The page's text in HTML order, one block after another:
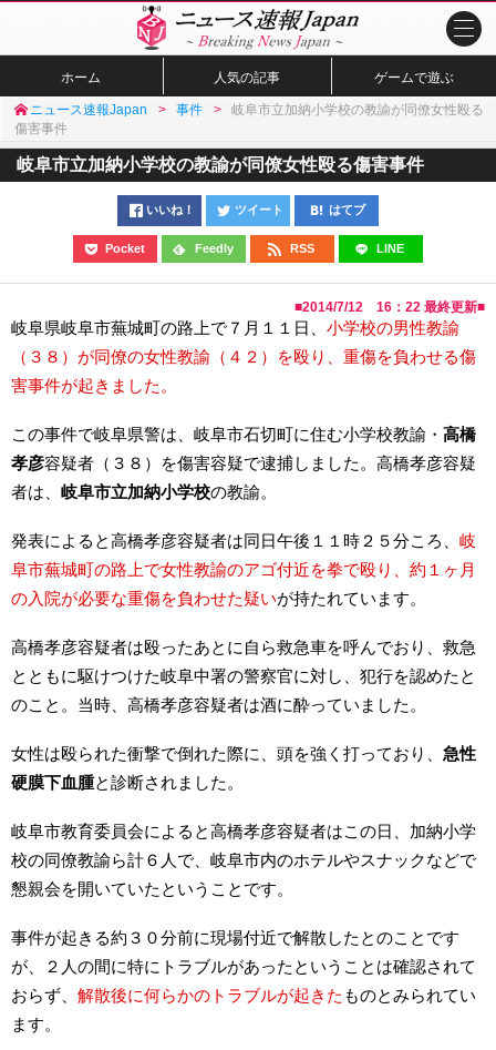
ホーム 人気の記事 ゲームで遊ぶ
ニュース速報Japan 事件
岐阜市立加納小学校の教諭が同僚女性殴る
傷害事件
岐阜市立加納小学校の教諭が同僚女性殴る傷害事件
いいね！ ツイート はてブ
Pocket Feedly RSS LINE
■2014/7/12 16：22 最終更新■
岐阜県岐阜市蕪城町の路上で７月１１日、 小学校の男性教諭
（３８）が同僚の女性教諭（４２）を殴り、重傷を負わせる傷
害事件が起きました。
この事件で岐阜県警は、岐阜市石切町に住む小学校教諭・ 高橋
孝彦容疑者（３８）を傷害容疑で逮捕しました。高橋孝彦容疑
者は、 岐阜市立加納小学校の教諭。
発表によると高橋孝彦容疑者は同日午後１１時２５分ころ、 岐
阜市蕪城町の路上で女性教諭のアゴ付近を拳で殴り、約１ヶ月
の入院が必要な重傷を負わせた疑いが持たれています。
高橋孝彦容疑者は殴ったあとに自ら救急車を呼んでおり、救急
とともに駆けつけた岐阜中署の警察官に対し、犯行を認めたと
のこと。当時、高橋孝彦容疑者は酒に酔っていました。
女性は殴られた衝撃で倒れた際に、頭を強く打っており、 急性
硬膜下血腫と診断されました。
岐阜市教育委員会によると高橋孝彦容疑者はこの日、加納小学
校の同僚教諭ら計６人で、岐阜市内のホテルやスナックなどで
懇親会を開いていたということです。
事件が起きる約３０分前に現場付近で解散したとのことです
が、２人の間に特にトラブルがあったということは確認されて
おらず、 解散後に何らかのトラブルが起きた ものとみられてい
ます。